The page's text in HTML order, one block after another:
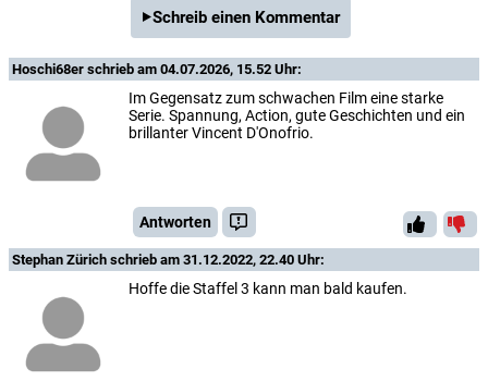
Schreib einen Kommentar
Hoschi68er schrieb am 04.07.2026, 15.52 Uhr:
Im Gegensatz zum schwachen Film eine starke
Serie. Spannung, Action, gute Geschichten und ein
brillanter Vincent D'Onofrio.
Antworten
Stephan Zürich schrieb am 31.12.2022, 22.40 Uhr:
Hoffe die Staffel 3 kann man bald kaufen.